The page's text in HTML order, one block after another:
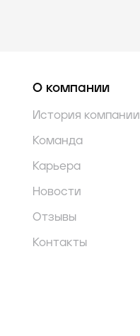
О компании
История компании
Команда
Карьера
Новости
Отзывы
Контакты